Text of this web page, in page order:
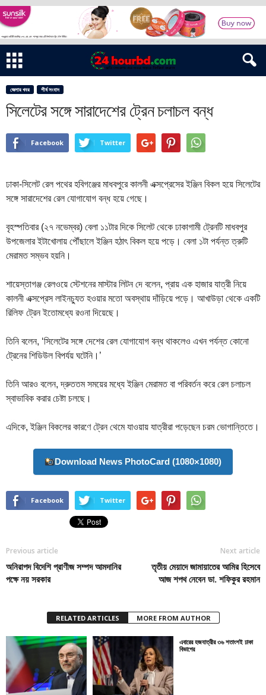
জেলার খবর শীর্ষ সংবাদ
সিলেটের সঙ্গে সারাদেশের ট্রেন চলাচল বন্ধ
Facebook Twitter
ঢাকা-সিলেট রেল পথের হবিগঞ্জের মাধবপুরে কালনী এক্সপ্রেসের ইঞ্জিন বিকল হয়ে সিলেটের
সঙ্গে সারাদেশের রেল যোগাযোগ বন্ধ হয়ে গেছে।
বৃহস্পতিবার (২৭ নভেম্বর) বেলা ১১টার দিকে সিলেট থেকে ঢাকাগামী ট্রেনটি মাধবপুর
উপজেলার ইটাখোলায় পৌঁছালে ইঞ্জিন হঠাৎ বিকল হয়ে পড়ে। বেলা ১টা পর্যন্ত ত্রুটি
মেরামত সম্ভব হয়নি।
শায়েস্তাগঞ্জ রেলওয়ে স্টেশনের মাস্টার লিটন দে বলেন, প্রায় এক হাজার যাত্রী নিয়ে
কালনী এক্সপ্রেস লাইনচ্যুত হওয়ার মতো অবস্থায় দাঁড়িয়ে পড়ে। আখাউড়া থেকে একটি
রিলিফ ট্রেন ইতোমধ্যে রওনা দিয়েছে।
তিনি বলেন, ‘সিলেটের সঙ্গে দেশের রেল যোগাযোগ বন্ধ থাকলেও এখন পর্যন্ত কোনো
ট্রেনের শিডিউল বিপর্যয় ঘটেনি।’
তিনি আরও বলেন, দ্রুততম সময়ের মধ্যে ইঞ্জিন মেরামত বা পরিবর্তন করে রেল চলাচল
স্বাভাবিক করার চেষ্টা চলছে।
এদিকে, ইঞ্জিন বিকলের কারণে ট্রেন থেমে যাওয়ায় যাত্রীরা পড়েছেন চরম ভোগান্তিতে।
Download News PhotoCard (1080×1080)
Facebook Twitter
Previous article
অনিরাপদ বিদেশি প্রাণীজ সম্পদ আমদানির
পক্ষে নয় সরকার
Next article
তৃতীয় মেয়াদে জামায়াতের আমির হিসেবে
আজ শপথ নেবেন ডা. শফিকুর রহমান
RELATED ARTICLES MORE FROM AUTHOR
এবারের হজযাত্রীর ৩৬ শতাংশই ঢাকা
বিভাগের